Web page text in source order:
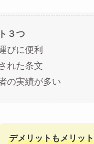
３つ
びに便利
れた条文
の実績が多い
デメリットもメリッ